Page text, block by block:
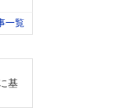
一覧
基